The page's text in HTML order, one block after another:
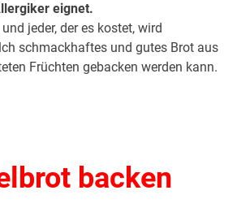
eignet.
jeder, der es kostet, wird
schmackhaftes und gutes Brot aus
Früchten gebacken werden kann.
backen